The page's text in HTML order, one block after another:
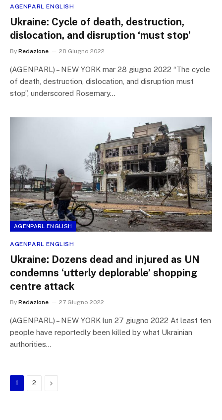
AGENPARL ENGLISH
Ukraine: Cycle of death, destruction,
dislocation, and disruption ‘must stop’
By Redazione 28 Giugno 2022
(AGENPARL) – NEW YORK mar 28 giugno 2022 “The cycle
of death, destruction, dislocation, and disruption must
stop”, underscored Rosemary…
AGENPARL ENGLISH
AGENPARL ENGLISH
Ukraine: Dozens dead and injured as UN
condemns ‘utterly deplorable’ shopping
centre attack
By Redazione 27 Giugno 2022
(AGENPARL) – NEW YORK lun 27 giugno 2022 At least ten
people have reportedly been killed by what Ukrainian
authorities…
1 2 Next